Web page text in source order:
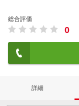
総合評価
0
詳細